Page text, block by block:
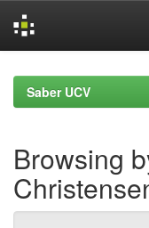
navigationSaber UCV
Browsing